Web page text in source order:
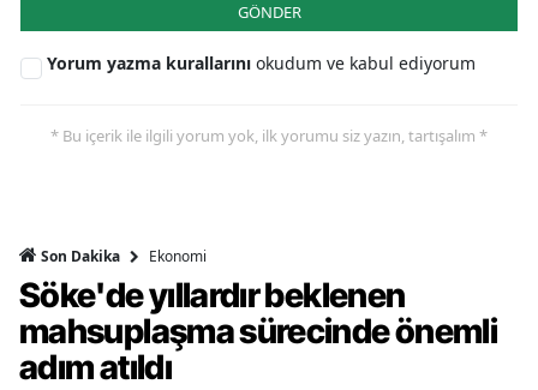
GÖNDER
Yorum yazma kurallarını okudum ve kabul ediyorum
* Bu içerik ile ilgili yorum yok, ilk yorumu siz yazın, tartışalım *
Son Dakika Ekonomi
Söke'de yıllardır beklenen
mahsuplaşma sürecinde önemli
adım atıldı